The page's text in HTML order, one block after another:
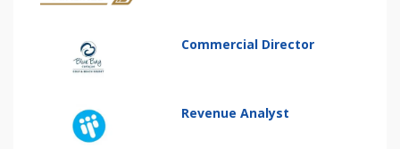
Commercial Director
Revenue Analyst